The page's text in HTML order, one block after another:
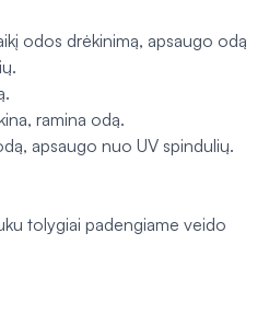
odos drėkinimą, apsaugo odą
ramina odą.
apsaugo nuo UV spindulių.
tolygiai padengiame veido